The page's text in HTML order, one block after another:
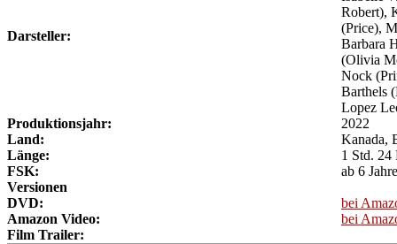
Darsteller:
Robert),
(Price),
Barbara
(Olivia
Nock
Barthels
Lopez
Produktionsjahr:
2022
Land:
Kanada,
Länge:
1 Std. 24
FSK:
ab 6
Versionen
DVD:
bei
Amazon Video:
bei
Film Trailer: